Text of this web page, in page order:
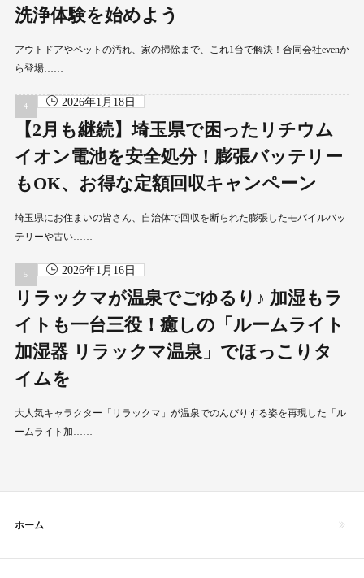
洗浄体験を始めよう
アウトドアやペットの汚れ、家の掃除まで、これ1台で解決！合同会社evenか
ら登場……
2026年1月18日
【2月も継続】埼玉県で困ったリチウム
イオン電池を安全処分！膨張バッテリー
もOK、お得な定額回収キャンペーン
埼玉県にお住まいの皆さん、自治体で回収を断られた膨張したモバイルバッ
テリーや古い……
2026年1月16日
リラックマが温泉でごゆるり♪ 加湿もラ
イトも一台三役！癒しの「ルームライト
加湿器 リラックマ温泉」でほっこりタ
イムを
大人気キャラクター「リラックマ」が温泉でのんびりする姿を再現した「ル
ームライト加……
ホーム